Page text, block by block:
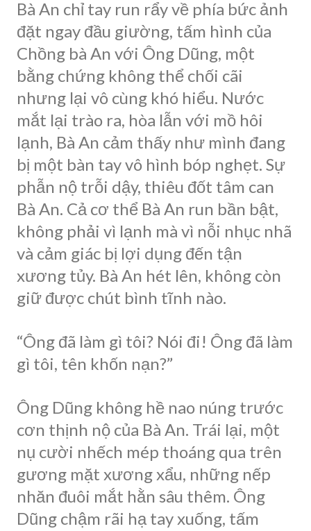
Bà An chỉ tay run rẩy về phía bức ảnh
đặt ngay đầu giường, tấm hình của
Chồng bà An với Ông Dũng, một
bằng chứng không thể chối cãi
nhưng lại vô cùng khó hiểu. Nước
mắt lại trào ra, hòa lẫn với mồ hôi
lạnh, Bà An cảm thấy như mình đang
bị một bàn tay vô hình bóp nghẹt. Sự
phẫn nộ trỗi dậy, thiêu đốt tâm can
Bà An. Cả cơ thể Bà An run bần bật,
không phải vì lạnh mà vì nỗi nhục nhã
và cảm giác bị lợi dụng đến tận
xương tủy. Bà An hét lên, không còn
giữ được chút bình tĩnh nào.
“Ông đã làm gì tôi? Nói đi! Ông đã làm
gì tôi, tên khốn nạn?”
Ông Dũng không hề nao núng trước
cơn thịnh nộ của Bà An. Trái lại, một
nụ cười nhếch mép thoáng qua trên
gương mặt xương xẩu, những nếp
nhăn đuôi mắt hằn sâu thêm. Ông
Dũng chậm rãi hạ tay xuống, tấm